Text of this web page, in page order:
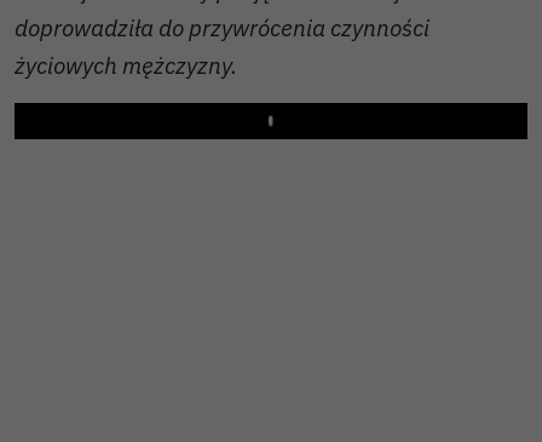
doprowadziła do przywrócenia czynności
życiowych mężczyzny.
Play